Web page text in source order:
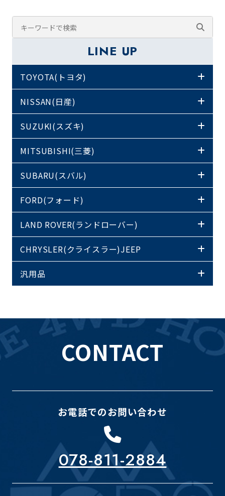
LINE UP
TOYOTA(トヨタ)
NISSAN(日産)
SUZUKI(スズキ)
MITSUBISHI(三菱)
SUBARU(スバル)
FORD(フォード)
LAND ROVER(ランドローバー)
CHRYSLER(クライスラー)JEEP
汎用品
CONTACT
お電話でのお問い合わせ
078-811-2884